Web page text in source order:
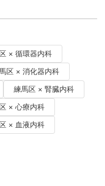
× 循環器内科
区 × 消化器内科
練馬区 × 腎臓内科
× 心療内科
× 血液内科